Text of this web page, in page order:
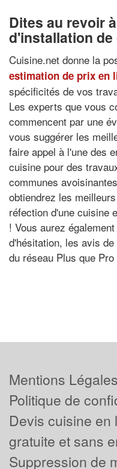
Dites au revoir
d'installation de
Cuisine.net donne la
estimation de prix en
spécificités de vos
Les experts que vous
commencent par une
vous suggérer les
faire appel à l'une des
cuisine pour des
communes
obtiendrez les
réfection d'une cuisine
! Vous aurez
d'hésitation, les avis
du réseau Plus que
Mentions Légales
Politique de
Devis cuisine en
gratuite et sans
Suppression de